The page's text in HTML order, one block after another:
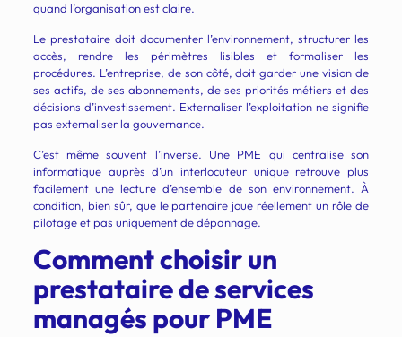
quand l’organisation est claire.
Le prestataire doit documenter l’environnement, structurer les
accès, rendre les périmètres lisibles et formaliser les
procédures. L’entreprise, de son côté, doit garder une vision de
ses actifs, de ses abonnements, de ses priorités métiers et des
décisions d’investissement. Externaliser l’exploitation ne signifie
pas externaliser la gouvernance.
C’est même souvent l’inverse. Une PME qui centralise son
informatique auprès d’un interlocuteur unique retrouve plus
facilement une lecture d’ensemble de son environnement. À
condition, bien sûr, que le partenaire joue réellement un rôle de
pilotage et pas uniquement de dépannage.
Comment choisir un
prestataire de services
managés pour PME